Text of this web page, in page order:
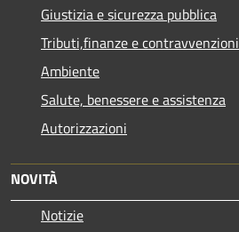
Giustizia e sicurezza pubblica
Tributi,finanze e contravvenzioni
Ambiente
Salute, benessere e assistenza
Autorizzazioni
NOVITÀ
Notizie